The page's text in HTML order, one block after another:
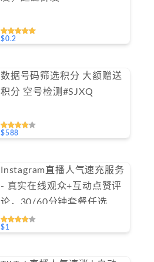
$0.2
数据号码筛选积分 大额赠送
积分 空号检测#SJXQ
$588
Instagram直播人气速充服务
- 真实在线观众+互动点赞评
论，30/60分钟套餐任选
（不支持免费测试）
$1